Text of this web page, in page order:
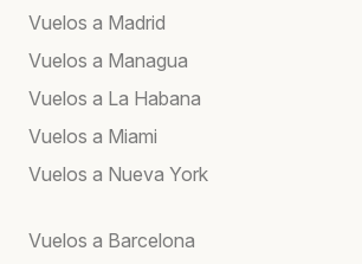
Vuelos a Madrid
Vuelos a Managua
Vuelos a La Habana
Vuelos a Miami
Vuelos a Nueva York
Vuelos a Barcelona